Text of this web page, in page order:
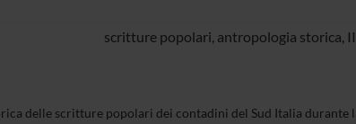
scritture popolari, antropologia storica,
delle scritture popolari dei contadini del Sud Italia durante